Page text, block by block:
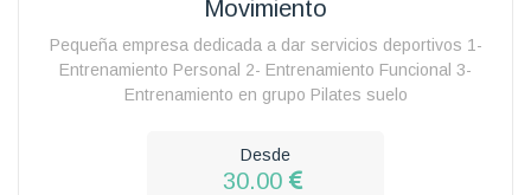
Movimiento
Pequeña empresa dedicada a dar servicios deportivos 1-
Entrenamiento Personal 2- Entrenamiento Funcional 3-
Entrenamiento en grupo Pilates suelo
Desde
30.00